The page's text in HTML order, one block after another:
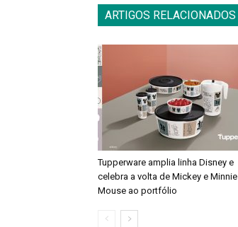
ARTIGOS RELACIONADOS
Tupperware amplia linha Disney e
celebra a volta de Mickey e Minnie
Mouse ao portfólio